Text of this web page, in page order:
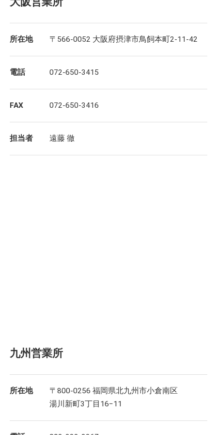
所在地 〒566-0052 大阪府摂津市鳥飼本町2-11-42
電話 072-650-3415
FAX 072-650-3416
担当者 遠藤 徹
九州営業所
所在地
〒800-0256 福岡県北九州市小倉南区
湯川新町3丁目16−11